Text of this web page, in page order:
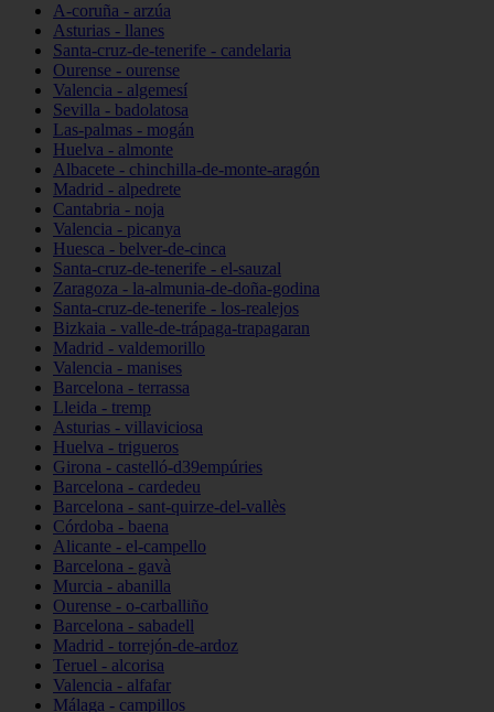
A-coruña - arzúa
Asturias - llanes
Santa-cruz-de-tenerife - candelaria
Ourense - ourense
Valencia - algemesí
Sevilla - badolatosa
Las-palmas - mogán
Huelva - almonte
Albacete - chinchilla-de-monte-aragón
Madrid - alpedrete
Cantabria - noja
Valencia - picanya
Huesca - belver-de-cinca
Santa-cruz-de-tenerife - el-sauzal
Zaragoza - la-almunia-de-doña-godina
Santa-cruz-de-tenerife - los-realejos
Bizkaia - valle-de-trápaga-trapagaran
Madrid - valdemorillo
Valencia - manises
Barcelona - terrassa
Lleida - tremp
Asturias - villaviciosa
Huelva - trigueros
Girona - castelló-d39empúries
Barcelona - cardedeu
Barcelona - sant-quirze-del-vallès
Córdoba - baena
Alicante - el-campello
Barcelona - gavà
Murcia - abanilla
Ourense - o-carballiño
Barcelona - sabadell
Madrid - torrejón-de-ardoz
Teruel - alcorisa
Valencia - alfafar
Málaga - campillos